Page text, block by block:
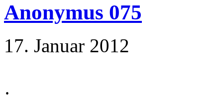
Anonymus 075
17. Januar 2012
·